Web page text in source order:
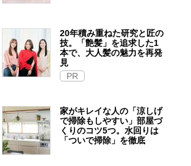
20年積み重ねた研究と匠の
技。「艶髪」を追求した1
本で、大人髪の魅力を再発
見
PR
家がキレイな人の「涼しげ
で掃除もしやすい」部屋づ
くりのコツ5つ。水回りは
「ついで掃除」を徹底